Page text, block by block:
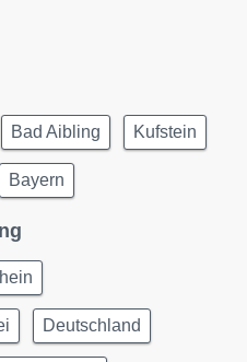
Bad Aibling Kufstein
Bayern
Deutschland